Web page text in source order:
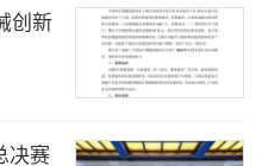
路演后，就团队组建、
目提出了针对性建议，
创新
决赛